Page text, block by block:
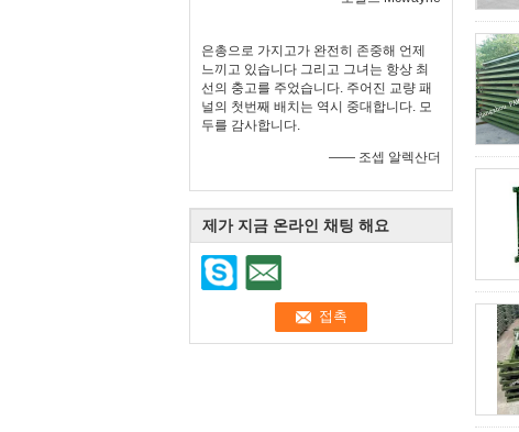
은총으로 가지고가 완전히 존중해 언제
느끼고 있습니다 그리고 그녀는 항상 최
선의 충고를 주었습니다. 주어진 교량 패
널의 첫번째 배치는 역시 중대합니다. 모
두를 감사합니다.
—— 조셉 알렉산더
제가 지금 온라인 채팅 해요